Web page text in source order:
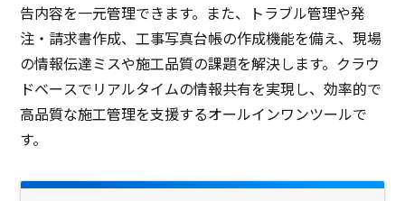
告内容を一元管理できます。また、トラブル管理や発
注・請求書作成、工事写真台帳の作成機能を備え、現場
の情報伝達ミスや施工品質の課題を解決します。クラウ
ドベースでリアルタイムの情報共有を実現し、効率的で
高品質な施工管理を支援するオールインワンツールで
す。